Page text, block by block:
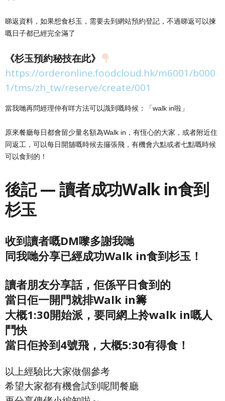
睇返資料，如果想食杉玉，需要去到網站預約登記，不過睇返可以揀
嘅日子都已經完全滿了
《杉玉預約秘技在此》
https://orderonline.foodcloud.hk/m6001/b000
1/tms/zh_tw/reserve/create/001
當我哋再問經理仲有咩方法可以識到嘅時候：「walk in啦」
原來餐廳每日都會留少量名額為Walk in，有恆心的大家，或者附近住
同返工，可以每日開舖嘅時候去攞張飛，有機會六點或者七點嘅時候
可以食到的！
後記 — 讀者成功Walk in食到
杉玉
收到讀者嘅DM嚟多謝我哋
同我哋分享已經成功Walk in食到杉玉！
讀者朋友分享話，佢係平日食到的
當日佢一開門就排Walk in籌
大概1:30開始派，要同網上拎walk in嘅人
鬥快
當日佢拎到4號飛，大概5:30有得食！
以上經驗比大家做個參考
希望大家都有機會試到呢間餐廳